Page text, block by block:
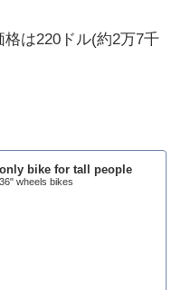
は220ドル(約2万7千
bike for tall people
wheels bikes